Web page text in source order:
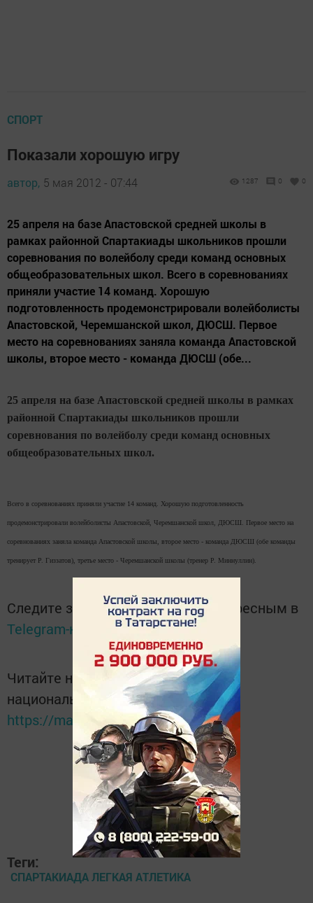
СПОРТ
Показали хорошую игру
автор, 5 мая 2012 - 07:44 1287 0 0
25 апреля на базе Апастовской средней школы в
рамках районной Спартакиады школьников прошли
соревнования по волейболу среди команд основных
общеобразовательных школ. Всего в соревнованиях
приняли участие 14 команд. Хорошую
подготовленность продемонстрировали волейболисты
Апастовской, Черемшанской школ, ДЮСШ. Первое
место на соревнованиях заняла команда Апастовской
школы, второе место - команда ДЮСШ (обе...
25 апреля на базе Апастовской средней школы в рамках
районной Спартакиады школьников прошли
соревнования по волейболу среди команд основных
общеобразовательных школ.
Всего в соревнованиях приняли участие 14 команд. Хорошую подготовленность
продемонстрировали волейболисты Апастовской, Черемшанской школ, ДЮСШ. Первое место на
соревнованиях заняла команда Апастовской школы, второе место - команда ДЮСШ (обе команды
тренирует Р. Гиззатов), третье место - Черемшанской школы (тренер Р. Миннуллин).
Следите за самым важным и интересным в
Telegram-канале
Татмедиа
Читайте новости Татарстана в
национальном мессенджере MАХ:
https://max.ru/tatmedia
Теги:
СПАРТАКИАДА ЛЕГКАЯ АТЛЕТИКА